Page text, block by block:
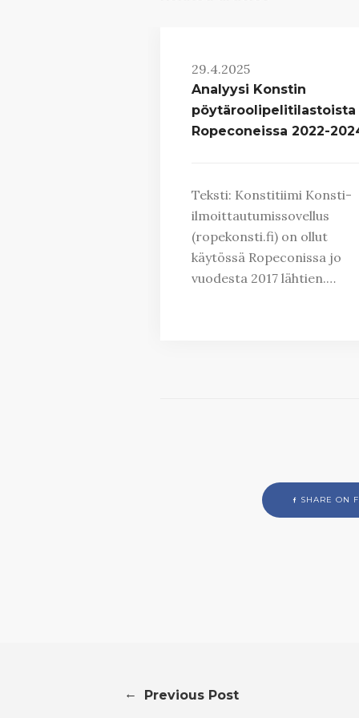
29.4.2025
Analyysi Konstin
pöytäroolipelitilastoista
Ropeconeissa 2022-
Teksti: Konstitiimi Konsti-
ilmoittautumissovellus
(ropekonsti.fi) on ollut
käytössä Ropeconissa jo
vuodesta 2017 lähtien.…
SHARE ON
← Previous Post